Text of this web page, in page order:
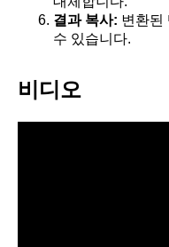
결과 복사: 변환된
수 있습니다.
비디오